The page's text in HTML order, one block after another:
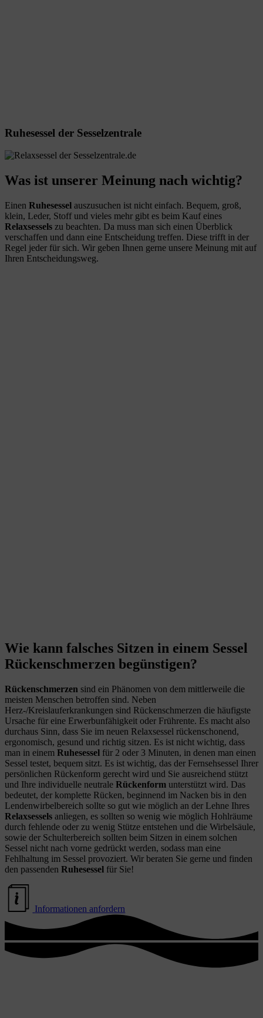
Ruhesessel der Sesselzentrale
Was ist unserer Meinung nach wichtig?
Einen Ruhesessel auszusuchen ist nicht einfach. Bequem, groß,
klein, Leder, Stoff und vieles mehr gibt es beim Kauf eines
Relaxsessels zu beachten. Da muss man sich einen Überblick
verschaffen und dann eine Entscheidung treffen. Diese trifft in der
Regel jeder für sich. Wir geben Ihnen gerne unsere Meinung mit auf
Ihren Entscheidungsweg.
Wie kann falsches Sitzen in einem Sessel
Rückenschmerzen begünstigen?
Rückenschmerzen sind ein Phänomen von dem mittlerweile die
meisten Menschen betroffen sind. Neben
Herz-/Kreislauferkrankungen sind Rückenschmerzen die häufigste
Ursache für eine Erwerbunfähigkeit oder Frührente. Es macht also
durchaus Sinn, dass Sie im neuen Relaxsessel rückenschonend,
ergonomisch, gesund und richtig sitzen. Es ist nicht wichtig, dass
man in einem Ruhesessel für 2 oder 3 Minuten, in denen man einen
Sessel testet, bequem sitzt. Es ist wichtig, das der Fernsehsessel Ihrer
persönlichen Rückenform gerecht wird und Sie ausreichend stützt
und Ihre individuelle neutrale Rückenform unterstützt wird. Das
bedeutet, der komplette Rücken, beginnend im Nacken bis in den
Lendenwirbelbereich sollte so gut wie möglich an der Lehne Ihres
Relaxsessels anliegen, es sollten so wenig wie möglich Hohlräume
durch fehlende oder zu wenig Stütze entstehen und die Wirbelsäule,
sowie der Schulterbereich sollten beim Sitzen in einem solchen
Sessel nicht nach vorne gedrückt werden, sodass man eine
Fehlhaltung im Sessel provoziert. Wir beraten Sie gerne und finden
den passenden Ruhesessel für Sie!
Informationen anfordern